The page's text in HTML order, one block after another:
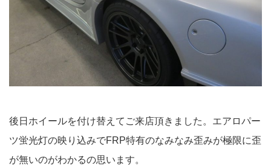
後日ホイールを付け替えてご来店頂きました。エアロパー
ツ蛍光灯の映り込みでFRP特有のなみなみ歪みが極限に歪
が無いのがわかるの思います。